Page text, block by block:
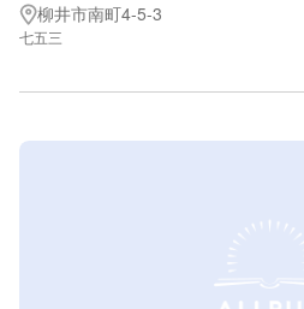
柳井市南町4-5-3
七五三